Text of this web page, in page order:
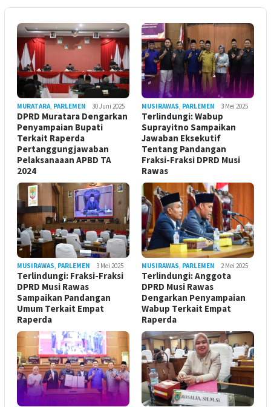
MURATARA, PARLEMEN 30 Juni 2025
DPRD Muratara Dengarkan
Penyampaian Bupati
Terkait Raperda
Pertanggungjawaban
Pelaksanaaan APBD TA
2024
MUSIRAWAS, PARLEMEN 3 Mei 2025
Terlindungi: Wabup
Suprayitno Sampaikan
Jawaban Eksekutif
Tentang Pandangan
Fraksi-Fraksi DPRD Musi
Rawas
MUSIRAWAS, PARLEMEN 3 Mei 2025
Terlindungi: Fraksi-Fraksi
DPRD Musi Rawas
Sampaikan Pandangan
Umum Terkait Empat
Raperda
MUSIRAWAS, PARLEMEN 2 Mei 2025
Terlindungi: Anggota
DPRD Musi Rawas
Dengarkan Penyampaian
Wabup Terkait Empat
Raperda